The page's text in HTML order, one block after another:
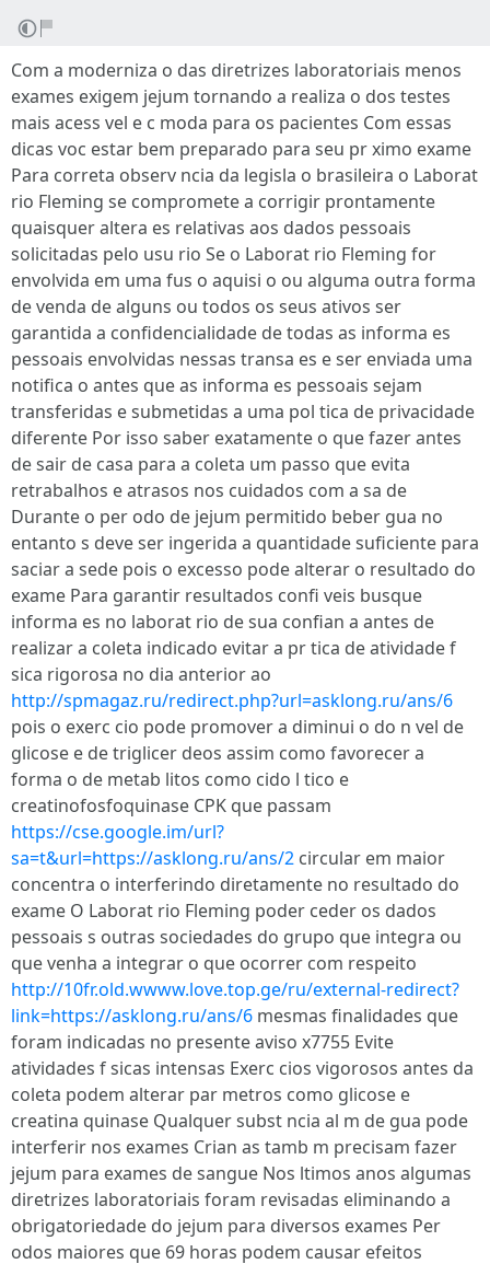
Com a moderniza o das diretrizes laboratoriais menos
exames exigem jejum tornando a realiza o dos testes
mais acess vel e c moda para os pacientes Com essas
dicas voc estar bem preparado para seu pr ximo exame
Para correta observ ncia da legisla o brasileira o Laborat
rio Fleming se compromete a corrigir prontamente
quaisquer altera es relativas aos dados pessoais
solicitadas pelo usu rio Se o Laborat rio Fleming for
envolvida em uma fus o aquisi o ou alguma outra forma
de venda de alguns ou todos os seus ativos ser
garantida a confidencialidade de todas as informa es
pessoais envolvidas nessas transa es e ser enviada uma
notifica o antes que as informa es pessoais sejam
transferidas e submetidas a uma pol tica de privacidade
diferente Por isso saber exatamente o que fazer antes
de sair de casa para a coleta um passo que evita
retrabalhos e atrasos nos cuidados com a sa de
Durante o per odo de jejum permitido beber gua no
entanto s deve ser ingerida a quantidade suficiente para
saciar a sede pois o excesso pode alterar o resultado do
exame Para garantir resultados confi veis busque
informa es no laborat rio de sua confian a antes de
realizar a coleta indicado evitar a pr tica de atividade f
sica rigorosa no dia anterior ao
http://spmagaz.ru/redirect.php?url=asklong.ru/ans/6
pois o exerc cio pode promover a diminui o do n vel de
glicose e de triglicer deos assim como favorecer a
forma o de metab litos como cido l tico e
creatinofosfoquinase CPK que passam
https://cse.google.im/url?
sa=t&url=https://asklong.ru/ans/2 circular em maior
concentra o interferindo diretamente no resultado do
exame O Laborat rio Fleming poder ceder os dados
pessoais s outras sociedades do grupo que integra ou
que venha a integrar o que ocorrer com respeito
http://10fr.old.wwww.love.top.ge/ru/external-redirect?
link=https://asklong.ru/ans/6 mesmas finalidades que
foram indicadas no presente aviso x7755 Evite
atividades f sicas intensas Exerc cios vigorosos antes da
coleta podem alterar par metros como glicose e
creatina quinase Qualquer subst ncia al m de gua pode
interferir nos exames Crian as tamb m precisam fazer
jejum para exames de sangue Nos ltimos anos algumas
diretrizes laboratoriais foram revisadas eliminando a
obrigatoriedade do jejum para diversos exames Per
odos maiores que 69 horas podem causar efeitos